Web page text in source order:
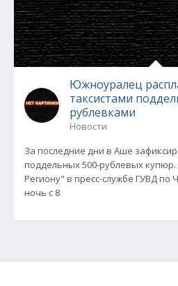
Южноуралец
таксистами
рублевками
Новости
За последние дни в Аше
поддельных 500-рублевых
Региону" в пресс-службе ГУВД по
ночь с 8